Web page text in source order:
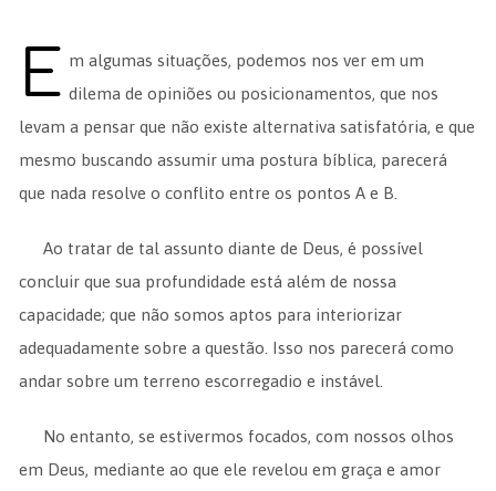
E m algumas situações, podemos nos ver em um
dilema de opiniões ou posicionamentos, que nos
levam a pensar que não existe alternativa satisfatória, e que
mesmo buscando assumir uma postura bíblica, parecerá
que nada resolve o conflito entre os pontos A e B.
Ao tratar de tal assunto diante de Deus, é possível
concluir que sua profundidade está além de nossa
capacidade; que não somos aptos para interiorizar
adequadamente sobre a questão. Isso nos parecerá como
andar sobre um terreno escorregadio e instável.
No entanto, se estivermos focados, com nossos olhos
em Deus, mediante ao que ele revelou em graça e amor